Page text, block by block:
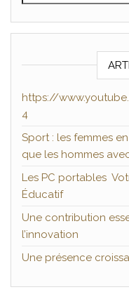
https://
4
Sport : les femmes
que les hommes
Les PC portables
Éducatif
Une contribution
l’innovation
Une présence